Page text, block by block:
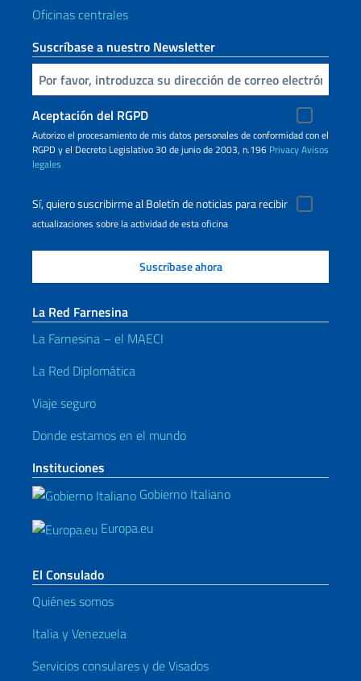
Oficinas centrales
Suscríbase a nuestro Newsletter
Inserta tu correo electronico
Aceptación del RGPD
Autorizo ​​el procesamiento de mis datos personales de conformidad con el
RGPD y el Decreto Legislativo 30 de junio de 2003, n.196 PrivacyAvisos
legales
Sí, quiero suscribirme al Boletín de noticias para recibir
actualizaciones sobre la actividad de esta oficina
La Red Farnesina
La Farnesina – el MAECI
La Red Diplomática
Viaje seguro
Donde estamos en el mundo
Instituciones
Gobierno Italiano
Europa.eu
El Consulado
Quiénes somos
Italia y Venezuela
Servicios consulares y de Visados